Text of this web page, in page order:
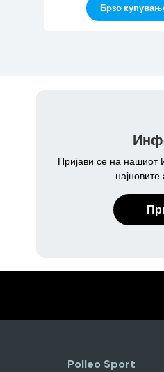
Брзо
Пријави се на нашиот
Polleo Sport